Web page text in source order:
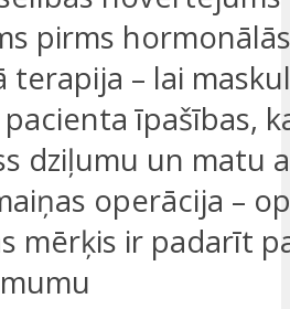
pirms
terapija – lai
īpašības,
dziļumu un matu
operācija –
mērķis ir padarīt